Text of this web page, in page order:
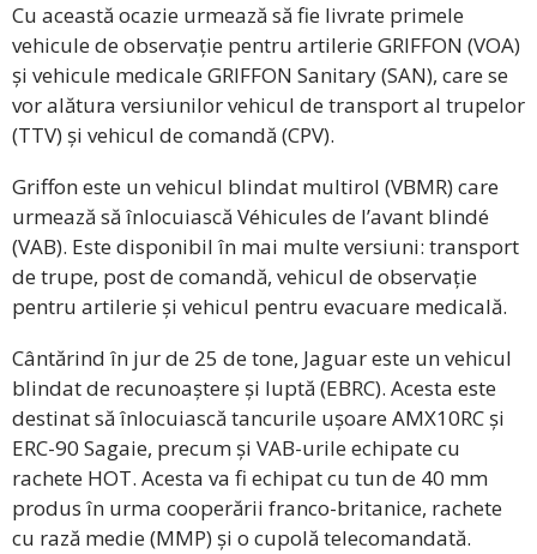
Cu această ocazie urmează să fie livrate primele
vehicule de observație pentru artilerie GRIFFON (VOA)
și vehicule medicale GRIFFON Sanitary (SAN), care se
vor alătura versiunilor vehicul de transport al trupelor
(TTV) și vehicul de comandă (CPV).
Griffon este un vehicul blindat multirol (VBMR) care
urmează să înlocuiască Véhicules de l’avant blindé
(VAB). Este disponibil în mai multe versiuni: transport
de trupe, post de comandă, vehicul de observație
pentru artilerie și vehicul pentru evacuare medicală.
Cântărind în jur de 25 de tone, Jaguar este un vehicul
blindat de recunoaștere și luptă (EBRC). Acesta este
destinat să înlocuiască tancurile ușoare AMX10RC și
ERC-90 Sagaie, precum și VAB-urile echipate cu
rachete HOT. Acesta va fi echipat cu tun de 40 mm
produs în urma cooperării franco-britanice, rachete
cu rază medie (MMP) și o cupolă telecomandată.